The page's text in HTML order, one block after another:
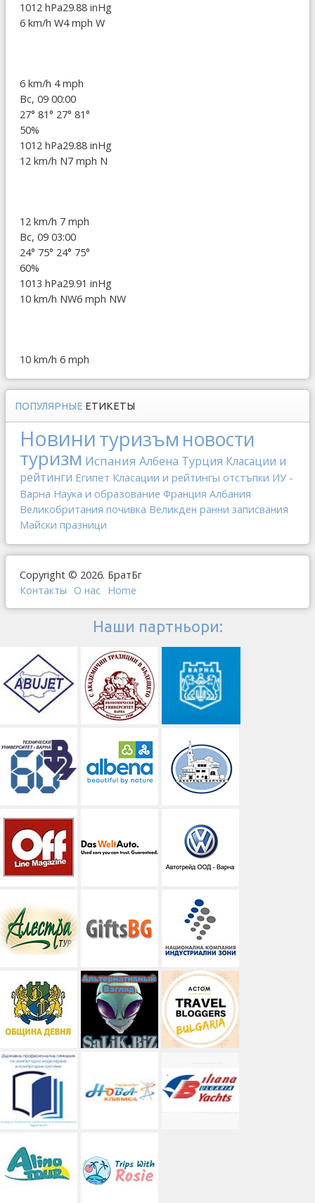
1012 hPa29.88 inHg
6 km/h W4 mph W
6 km/h 4 mph
Вс, 09 00:00
27° 81° 27° 81°
50%
1012 hPa29.88 inHg
12 km/h N7 mph N
12 km/h 7 mph
Вс, 09 03:00
24° 75° 24° 75°
60%
1013 hPa29.91 inHg
10 km/h NW6 mph NW
10 km/h 6 mph
ПОПУЛЯРНЫЕ ЕТИКЕТЫ
Новинитуризъм новости
туризм Испания Албена Турция Класации и
рейтинги Египет Класации и рейтингы отстъпки ИУ -
Варна Наука и образование Франция Албания
Великобритания почивка Великден ранни записвания
Майски празници
Copyright © 2026. БратБг
Контакты
О наc Home
Наши партньори: